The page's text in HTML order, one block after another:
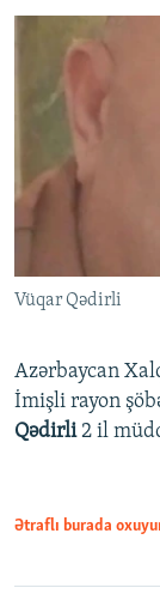
Vüqar Qədirli
Azərbaycan
İmişli rayon
Qədirli2 il
Ətraflı burada